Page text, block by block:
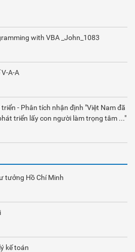
with VBA _John_1083
A-A
- Phân tích nhận định "Việt Nam đã
triển lấy con người làm trọng tâm ..."
tưởng Hồ Chí Minh
kế toán